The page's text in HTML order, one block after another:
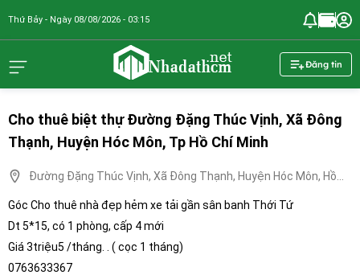
Thứ Bảy - Ngày 08/08/2026 - 03:15
Đăng tin
Cho thuê biệt thự Đường Đặng Thúc Vịnh, Xã Đông
Thạnh, Huyện Hóc Môn, Tp Hồ Chí Minh
Đường Đặng Thúc Vịnh, Xã Đông Thạnh, Huyện Hóc Môn, Hồ
Góc Cho thuê nhà đẹp hẻm xe tải gần sân banh Thới Tứ
Dt 5*15, có 1 phòng, cấp 4 mới
Giá 3triệu5 /tháng. . ( cọc 1 tháng)
0763633367